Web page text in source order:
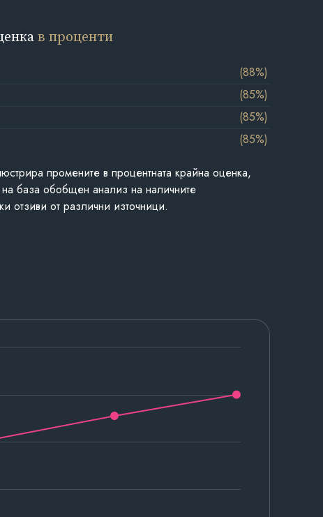
в проценти
(88%)
(85%)
(85%)
(85%)
промените в процентната крайна оценка,
на база обобщен анализ на наличните
отзиви от различни източници.